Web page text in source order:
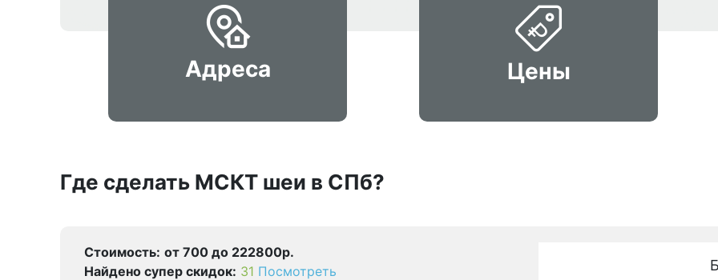
Адреса Цены
Где сделать МСКТ шеи в СПб?
Стоимость: от 700 до 222800р.
Найдено cупер скидок: 31 Посмотреть